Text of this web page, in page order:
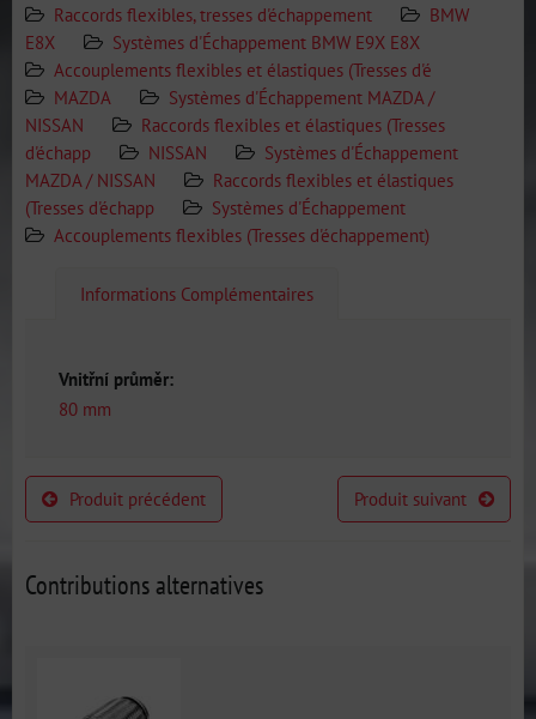
Raccords flexibles, tresses d'échappement
BMW
E8X
Systèmes d'Échappement BMW E9X E8X
Accouplements flexibles et élastiques (Tresses d'é
MAZDA
Systèmes d'Échappement MAZDA /
NISSAN
Raccords flexibles et élastiques (Tresses
d'échapp
NISSAN
Systèmes d'Échappement
MAZDA / NISSAN
Raccords flexibles et élastiques
(Tresses d'échapp
Systèmes d'Échappement
Accouplements flexibles (Tresses d'échappement)
Informations Complémentaires
Vnitřní průměr:
80 mm
Produit précédent Produit suivant
Contributions alternatives